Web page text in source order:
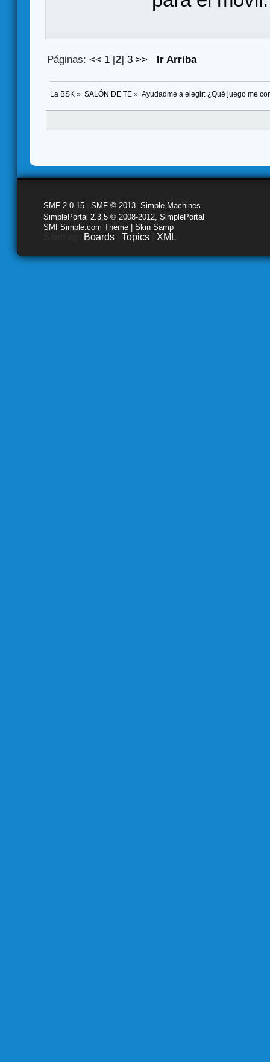
Páginas:<< 1 [2]3 >> Ir Arriba
La BSK » SALÓN DE TE » Ayudadme a elegir: ¿Qué juego me
SMF 2.0.15 SMF © 2013 Simple Machines
SimplePortal 2.3.5 © 2008-2012, SimplePortal
SMFSimple.com Theme | Skin Samp
Boards Topics XML